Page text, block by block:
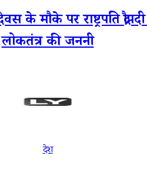
पर राष्ट्रपति
लोकतंत्र की जननी
देश